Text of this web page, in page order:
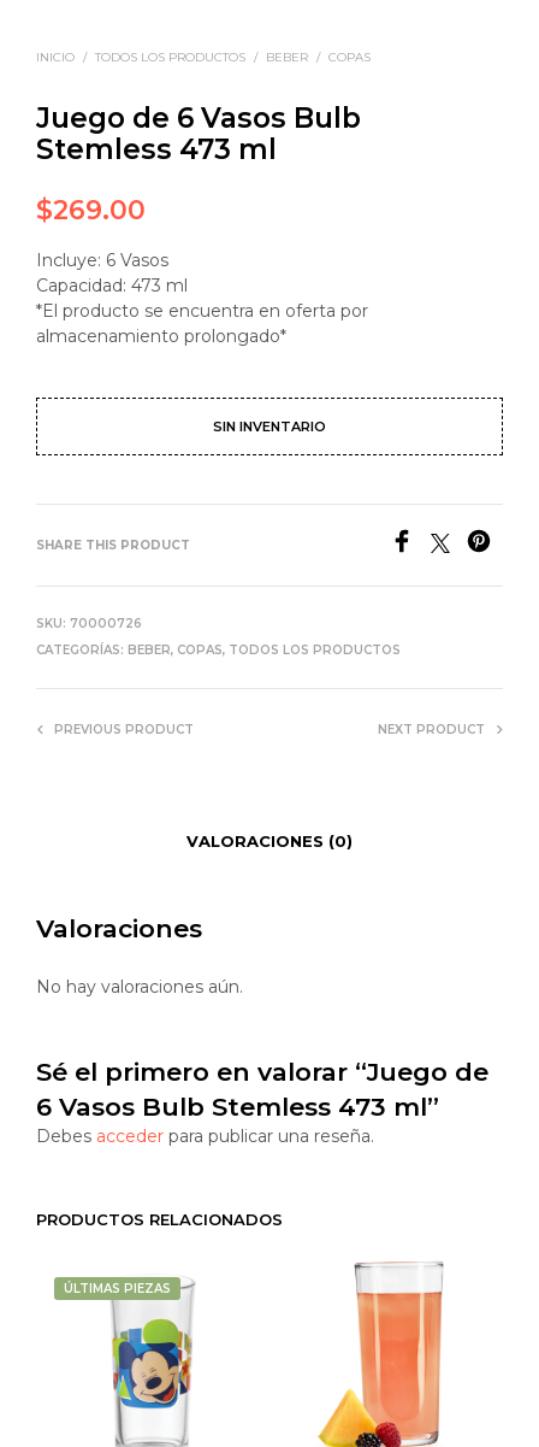
INICIO / TODOS LOS PRODUCTOS / BEBER / COPAS
Juego de 6 Vasos Bulb
Stemless 473 ml
$269.00
Incluye: 6 Vasos
Capacidad: 473 ml
*El producto se encuentra en oferta por
almacenamiento prolongado*
SIN INVENTARIO
SHARE THIS PRODUCT
SKU: 70000726
CATEGORÍAS: BEBER, COPAS, TODOS LOS PRODUCTOS
PREVIOUS PRODUCT NEXT PRODUCT
VALORACIONES (0)
Valoraciones
No hay valoraciones aún.
Sé el primero en valorar “Juego de
6 Vasos Bulb Stemless 473 ml”
Debes acceder para publicar una reseña.
PRODUCTOS RELACIONADOS
ÚLTIMAS PIEZAS